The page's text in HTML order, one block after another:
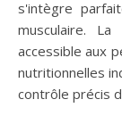
s'intègre
musculaire.
accessible aux
nutritionnelles
contrôle précis